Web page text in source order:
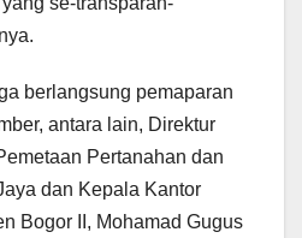
berlangsung pemaparan
antara lain, Direktur
Pertanahan dan
dan Kepala Kantor
Bogor II, Mohamad Gugus